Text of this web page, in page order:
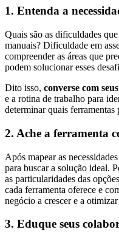
1. Entenda a
Quais são as dificuldades
manuais? Dificuldade em
compreender as áreas que
podem solucionar esses
Dito isso, converse com
e a rotina de trabalho para
determinar quais ferramentas
2. Ache a ferramenta
Após mapear as
para buscar a solução ideal.
as particularidades das
cada ferramenta oferece e
negócio a crescer e a otimizar
3. Eduque seus